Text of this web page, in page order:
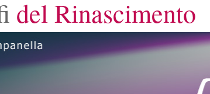
del Rinascimento